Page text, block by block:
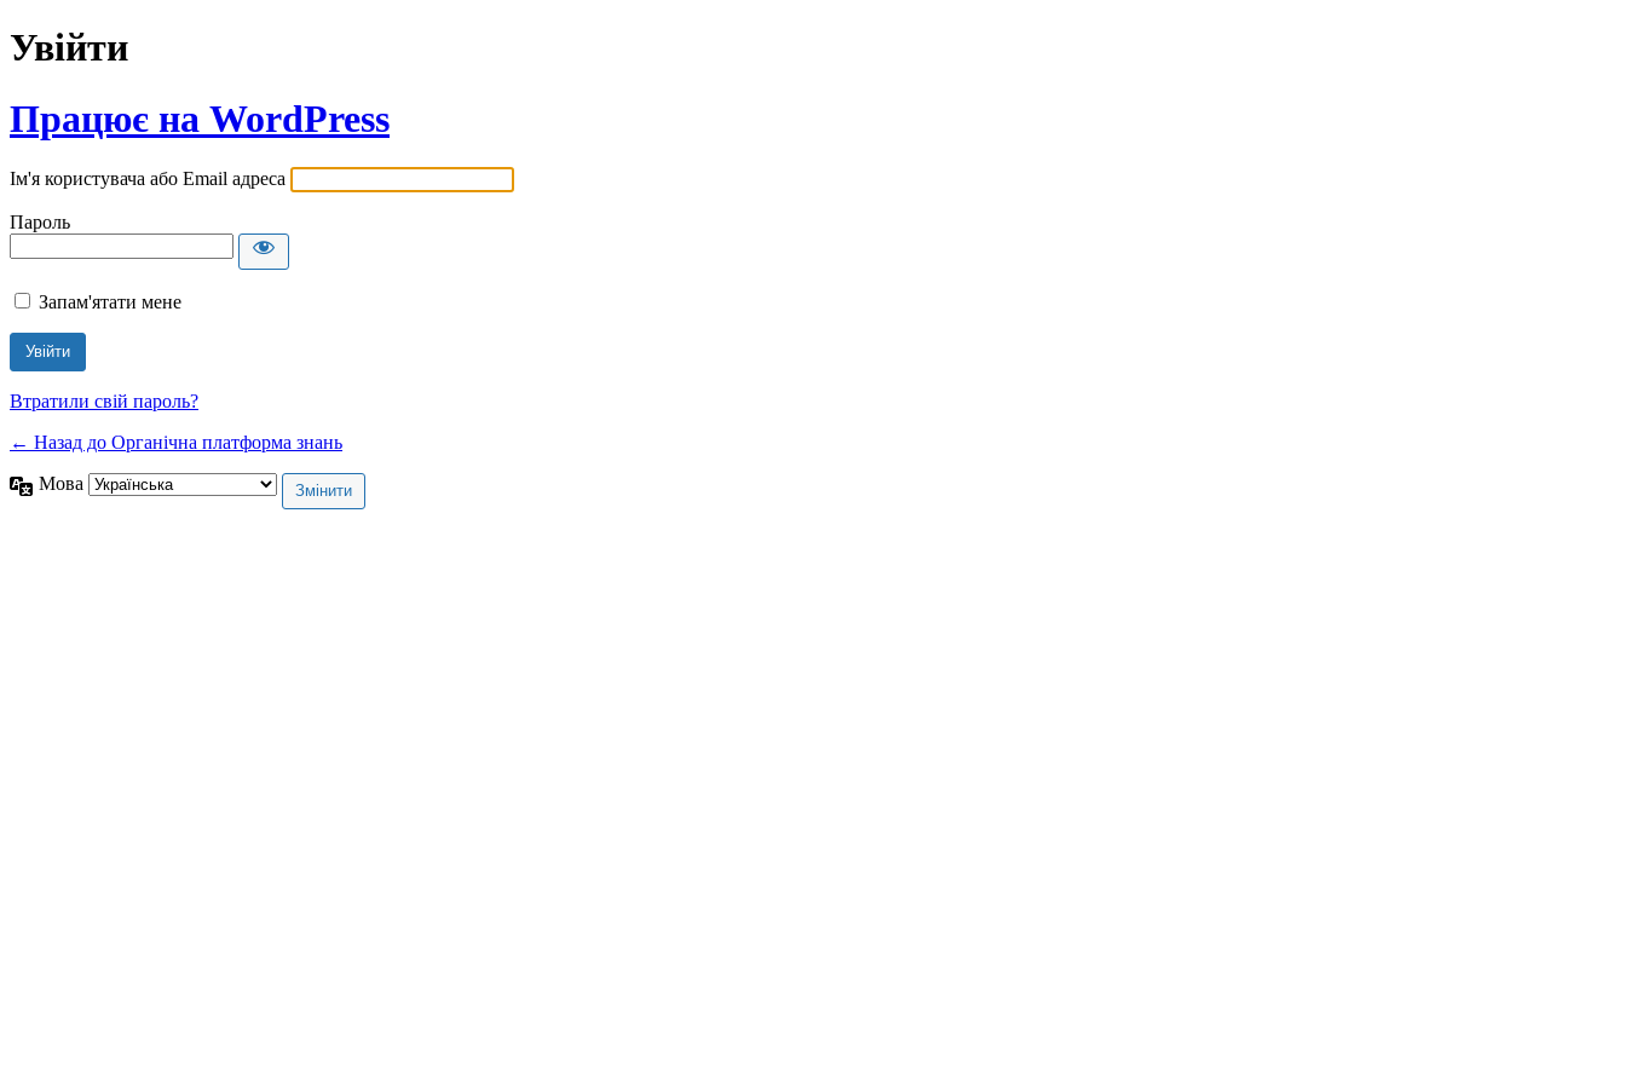
Увійти
Працює на WordPress
Ім'я користувача або Email адреса
Пароль
Запам'ятати мене
Втратили свій пароль?
← Назад до Органічна платформа знань
Мова